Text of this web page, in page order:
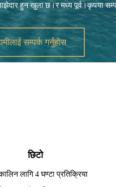
हुन खुला छ।र मध्य पूर्व।कृपया
सम्पर्क गर्नुहोस
छिटो
लागि 4 घण्टा प्रतिक्रिया